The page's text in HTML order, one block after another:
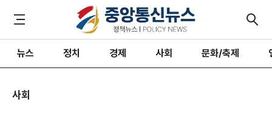
뉴스 정치 경제 사회 문화/축제
사회